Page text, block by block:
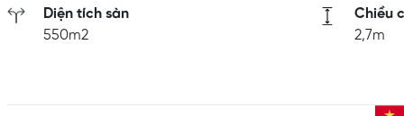
Diện tích sàn
550m2
Chiều
2,7m